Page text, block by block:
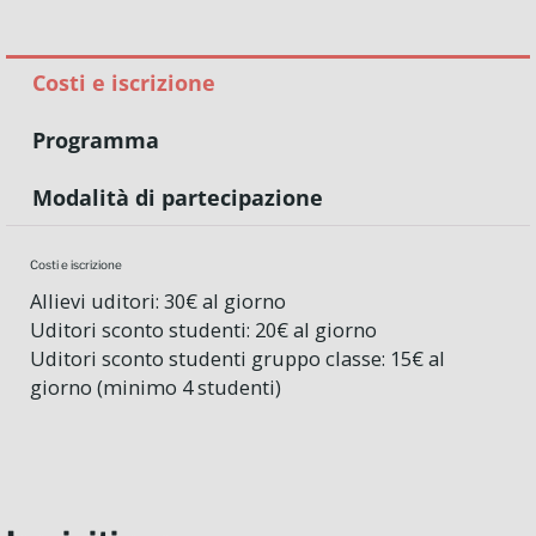
Costi e iscrizione
Programma
Modalità di partecipazione
Costi e iscrizione
Allievi uditori: 30€ al giorno
Uditori sconto studenti: 20€ al giorno
Uditori sconto studenti gruppo classe: 15€ al
giorno (minimo 4 studenti)